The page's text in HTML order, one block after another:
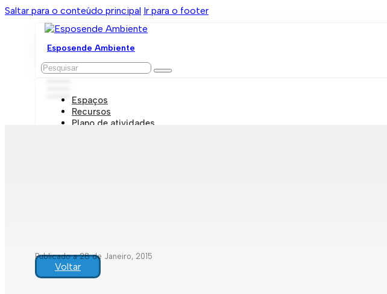
Saltar para o conteúdo principal Ir para o footer
Esposende Ambiente
Pesquisar
Espaços
Recursos
Plano de atividades
Publicado a 28 de Janeiro, 2015
Voltar